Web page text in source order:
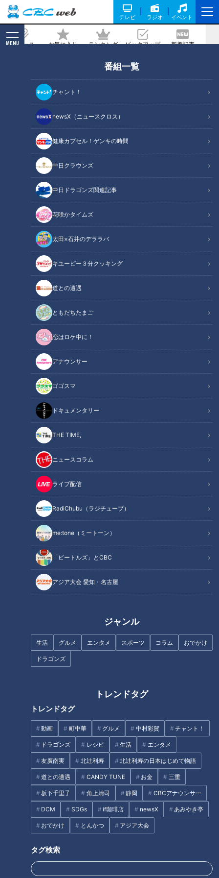
テレビ ラジオ イベント
ニュース お気に入り ランキング ピックアップ 新着記事
MENU
番組一覧
チャント！
newsX（ニュースクロス）
健康カプセル！ゲンキの時間
中日クラウンズ
中日ドラゴンズ関連記事
花咲かタイムズ
太田×石井のデララバ
キユーピー３分クッキング
道との遭遇
ともだちたまご
恋はロケ中に！
アナウンサー
ゴゴスマ
ドキュメンタリー
THE TIME,
ニュースコラム
ライブ配信
RadiChubu（ラジチューブ）
me:tone（ミートーン）
「ビートルズ」とCBC
アジア大会 愛知・名古屋
ジャンル
生活 グルメ エンタメ スポーツ コラム おでかけ
ドラゴンズ
トレンドタグ
トレンドタグ
動画 町中華 グルメ 中村彩賀 チャント！
ドラゴンズ レシピ 生活 エンタメ
友廣南実 北辻利寿 北辻利寿の日本はじめて物語
道との遭遇 CANDY TUNE お金 三重
坂下千里子 角上清司 静岡 CBCアナウンサー
DCM SDGs if珈琲店 newsX あみやき亭
おでかけ とんかつ アジア大会
タグ検索
職つける”選択肢 『農林高校』が広げる
可能性
記事に戻る
測量からチェーンソーまで…高校で“手に職つける”選択肢 『農林高校』
が広げる可能性
この記事の画像
この記事を見たあなたへのおすすめ
練習環境なんて何のその！ 自主
性で乗り越える名古屋『昭和高
校』強豪ダンス部をマヂラブが
リポート！
使って学ぶ岐阜工業高校 航空機
械工学科に向かいました！
【リアルな高校生活】飲めない
のになぜ…お酒の『醸造』勉強
さ
早朝と放課後にデッサン、片道
2時間通学の生徒も…「個性」と
「こだわり」が強い東邦高校 美
術科生徒の発想力
【リアルな高校生活】フリップ
芸上手に描くため美術科へ…夢
は芸人“女子高生コンビ”にパン
サー向井が出会った！
パンサー 向井慧